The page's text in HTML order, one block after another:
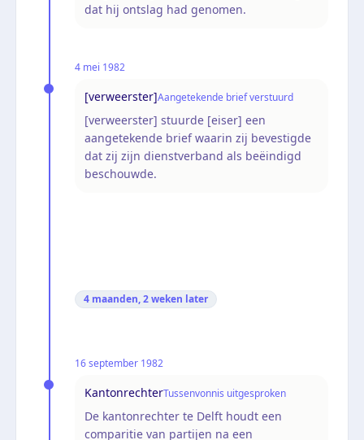
dat hij ontslag had genomen.
4 mei 1982
[verweerster]Aangetekende brief verstuurd
[verweerster] stuurde [eiser] een
aangetekende brief waarin zij bevestigde
dat zij zijn dienstverband als beëindigd
beschouwde.
4 maanden, 2 weken later
16 september 1982
KantonrechterTussenvonnis uitgesproken
De kantonrechter te Delft houdt een
comparitie van partijen na een